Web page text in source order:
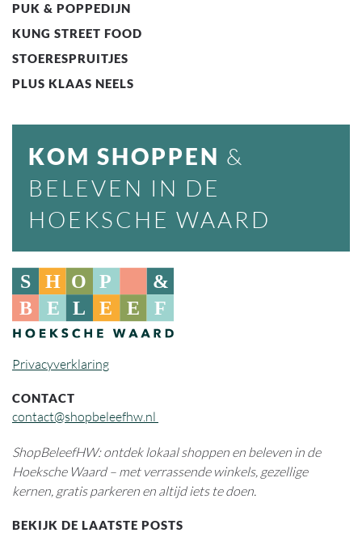
PUK & POPPEDIJN
KUNG STREET FOOD
STOERESPRUITJES
PLUS KLAAS NEELS
KOM SHOPPEN &
BELEVEN IN DE
HOEKSCHE WAARD
Privacyverklaring
CONTACT
contact@shopbeleefhw.nl
ShopBeleefHW: ontdek lokaal shoppen en beleven in de
Hoeksche Waard – met verrassende winkels, gezellige
kernen, gratis parkeren en altijd iets te doen.
BEKIJK DE LAATSTE POSTS